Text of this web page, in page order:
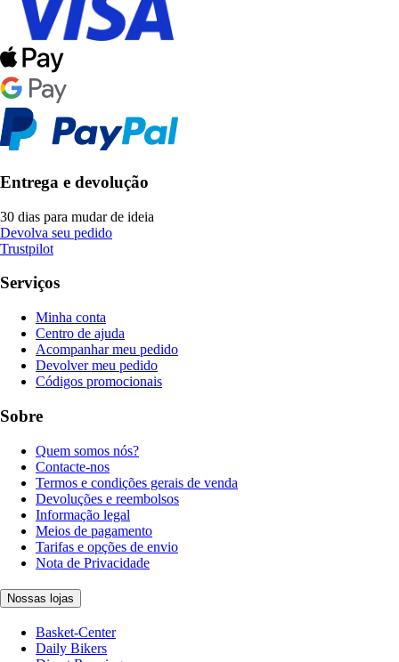
Entrega e devolução
30 dias para mudar de ideia
Devolva seu pedido
Trustpilot
Serviços
Minha conta
Centro de ajuda
Acompanhar meu pedido
Devolver meu pedido
Códigos promocionais
Sobre
Quem somos nós?
Contacte-nos
Termos e condições gerais de venda
Devoluções e reembolsos
Informação legal
Meios de pagamento
Tarifas e opções de envio
Nota de Privacidade
Nossas lojas
Basket-Center
Daily Bikers